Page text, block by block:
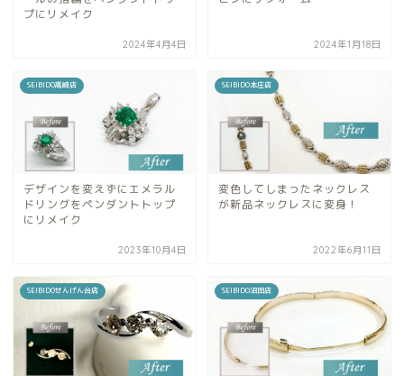
プにリメイク
2024年4月4日 2024年1月18日
SEIBIDO高崎店
デザインを変えずにエメラル
ドリングをペンダントトップ
にリメイク
2023年10月4日
SEIBIDO本庄店
変色してしまったネックレス
が新品ネックレスに変身！
2022年6月11日
SEIBIDOせんげん台店 SEIBIDO沼田店